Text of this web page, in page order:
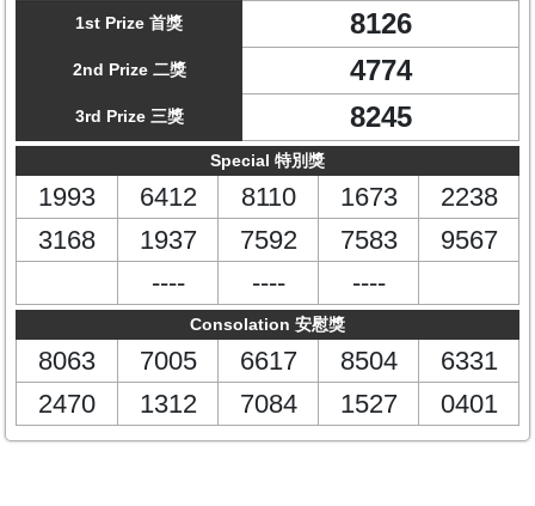
1st Prize 首獎 8126
2nd Prize 二獎 4774
3rd Prize 三獎 8245
Special 特別獎
1993 6412 8110 1673
2238
3168
1937 7592 7583
9567
----
---- ----
Consolation 安慰獎
8063 7005 6617 8504
6331
2470
1312 7084 1527 0401